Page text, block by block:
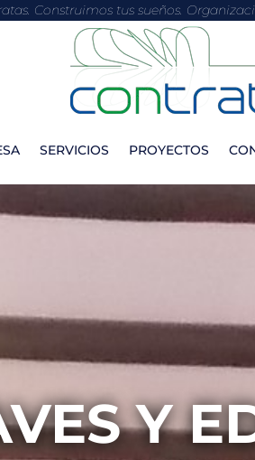
Construimos tus sueños.
SERVICIOS PROYECTOS
Y